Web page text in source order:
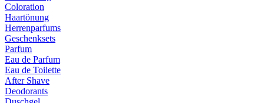
Coloration
Haartönung
Herrenparfums
Geschenksets
Parfum
Eau de Parfum
Eau de Toilette
After Shave
Deodorants